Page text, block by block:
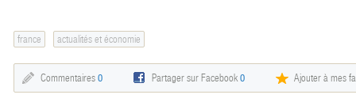
france actualités et économie
Commentaires 0 Partager sur Facebook0 Ajouter à mes